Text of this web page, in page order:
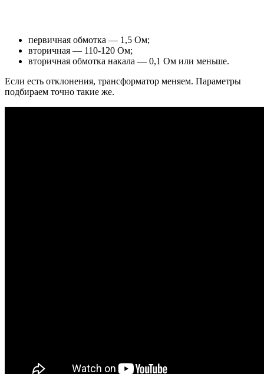
первичная обмотка — 1,5 Ом;
вторичная — 110-120 Ом;
вторичная обмотка накала — 0,1 Ом или меньше.
Если есть отклонения, трансформатор меняем. Параметры
подбираем точно такие же.